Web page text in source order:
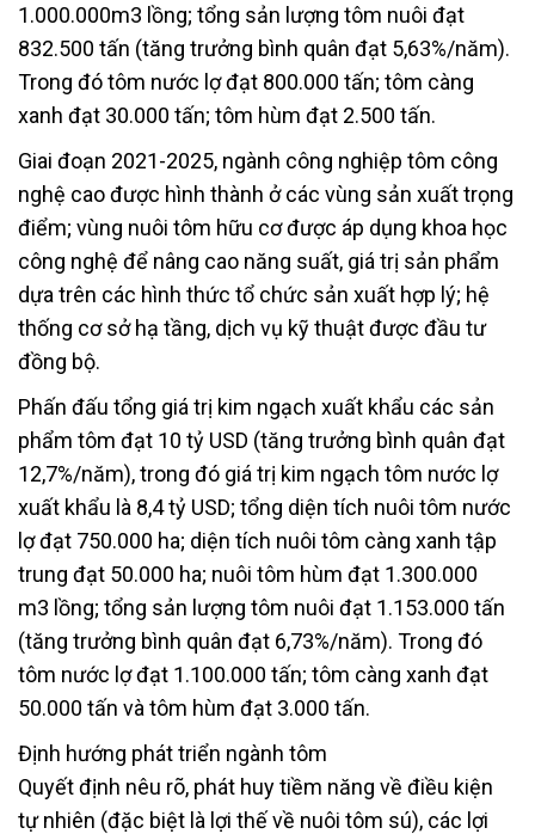
1.000.000m3 lồng; tổng sản lượng tôm nuôi đạt
832.500 tấn (tăng trưởng bình quân đạt 5,63%/năm).
Trong đó tôm nước lợ đạt 800.000 tấn; tôm càng
xanh đạt 30.000 tấn; tôm hùm đạt 2.500 tấn.
Giai đoạn 2021-2025, ngành công nghiệp tôm công
nghệ cao được hình thành ở các vùng sản xuất trọng
điểm; vùng nuôi tôm hữu cơ được áp dụng khoa học
công nghệ để nâng cao năng suất, giá trị sản phẩm
dựa trên các hình thức tổ chức sản xuất hợp lý; hệ
thống cơ sở hạ tầng, dịch vụ kỹ thuật được đầu tư
đồng bộ.
Phấn đấu tổng giá trị kim ngạch xuất khẩu các sản
phẩm tôm đạt 10 tỷ USD (tăng trưởng bình quân đạt
12,7%/năm), trong đó giá trị kim ngạch tôm nước lợ
xuất khẩu là 8,4 tỷ USD; tổng diện tích nuôi tôm nước
lợ đạt 750.000 ha; diện tích nuôi tôm càng xanh tập
trung đạt 50.000 ha; nuôi tôm hùm đạt 1.300.000
m3 lồng; tổng sản lượng tôm nuôi đạt 1.153.000 tấn
(tăng trưởng bình quân đạt 6,73%/năm). Trong đó
tôm nước lợ đạt 1.100.000 tấn; tôm càng xanh đạt
50.000 tấn và tôm hùm đạt 3.000 tấn.
Định hướng phát triển ngành tôm
Quyết định nêu rõ, phát huy tiềm năng về điều kiện
tự nhiên (đặc biệt là lợi thế về nuôi tôm sú), các lợi